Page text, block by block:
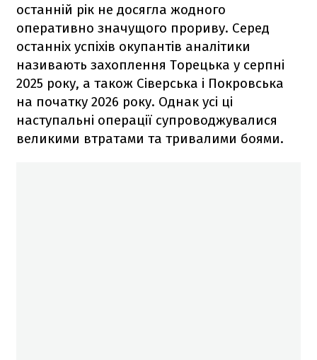
останній рік не досягла жодного
оперативно значущого прориву. Серед
останніх успіхів окупантів аналітики
називають захоплення Торецька у серпні
2025 року, а також Сіверська і Покровська
на початку 2026 року. Однак усі ці
наступальні операції супроводжувалися
великими втратами та тривалими боями.